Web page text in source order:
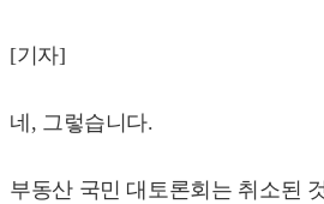
[기자]
네, 그렇습니다.
부동산 국민 대토론회는 취소된